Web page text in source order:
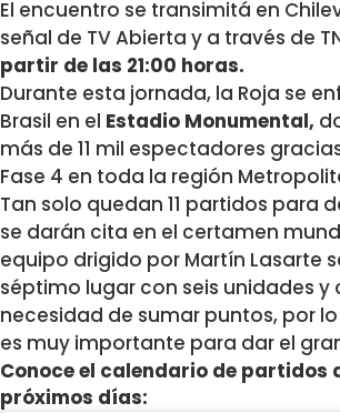
El encuentro se transimitá en
señal de TV Abierta y a través de
partir de las 21:00 horas.
Durante esta jornada, la Roja se
Brasil en el Estadio Monumental,
más de 11 mil espectadores
Fase 4 en toda la región
Tan solo quedan 11 partidos para
se darán cita en el certamen
equipo drigido por Martín Lasarte
séptimo lugar con seis unidades y
necesidad de sumar puntos, por
es muy importante para dar el
Conoce el calendario de partidos
próximos días: